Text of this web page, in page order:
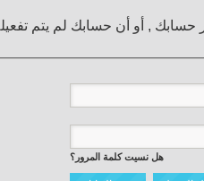
, أو أن حسابك لم يتم تفعيله
هل نسيت كلمة المرور؟